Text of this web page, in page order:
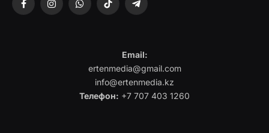
FacebookInstagramWhatsAppTikTok Telegram
Email:
ertenmedia@gmail.com
info@ertenmedia.kz
Телефон: +7 707 403 1260